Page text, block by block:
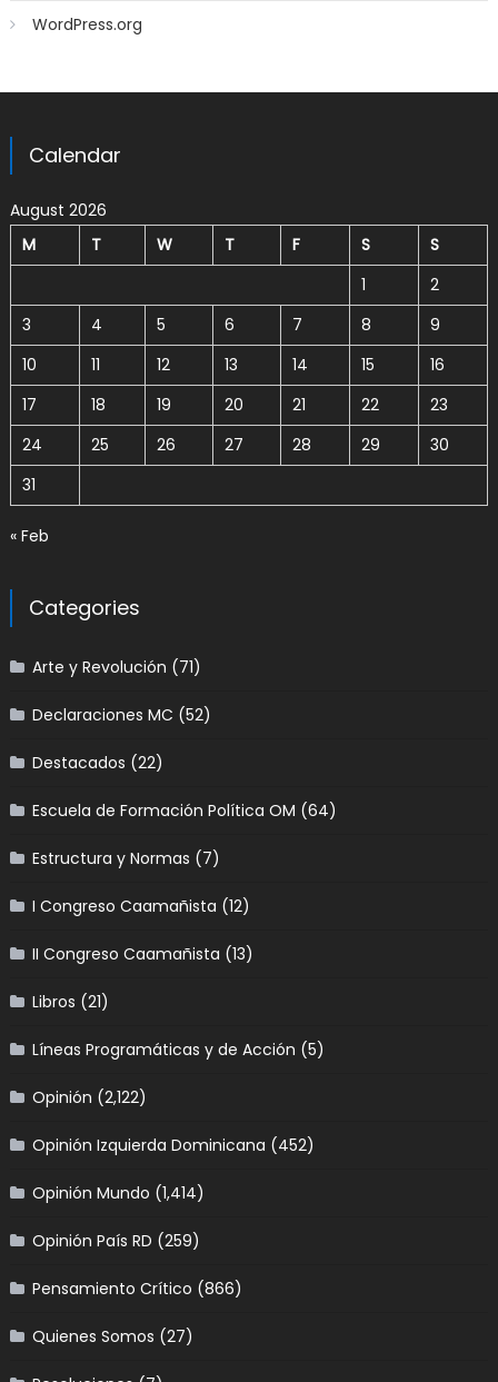
WordPress.org
Calendar
August 2026
M
T W T F S
S
1
2
3
4 5 6 7 8
9
10
11 12 13 14 15
16
17
18 19 20 21 22
23
24
25 26 27 28 29
30
31
« Feb
Categories
Arte y Revolución (71)
Declaraciones MC (52)
Destacados (22)
Escuela de Formación Política OM (64)
Estructura y Normas (7)
I Congreso Caamañista (12)
II Congreso Caamañista (13)
Libros (21)
Líneas Programáticas y de Acción (5)
Opinión (2,122)
Opinión Izquierda Dominicana (452)
Opinión Mundo (1,414)
Opinión País RD (259)
Pensamiento Crítico (866)
Quienes Somos (27)